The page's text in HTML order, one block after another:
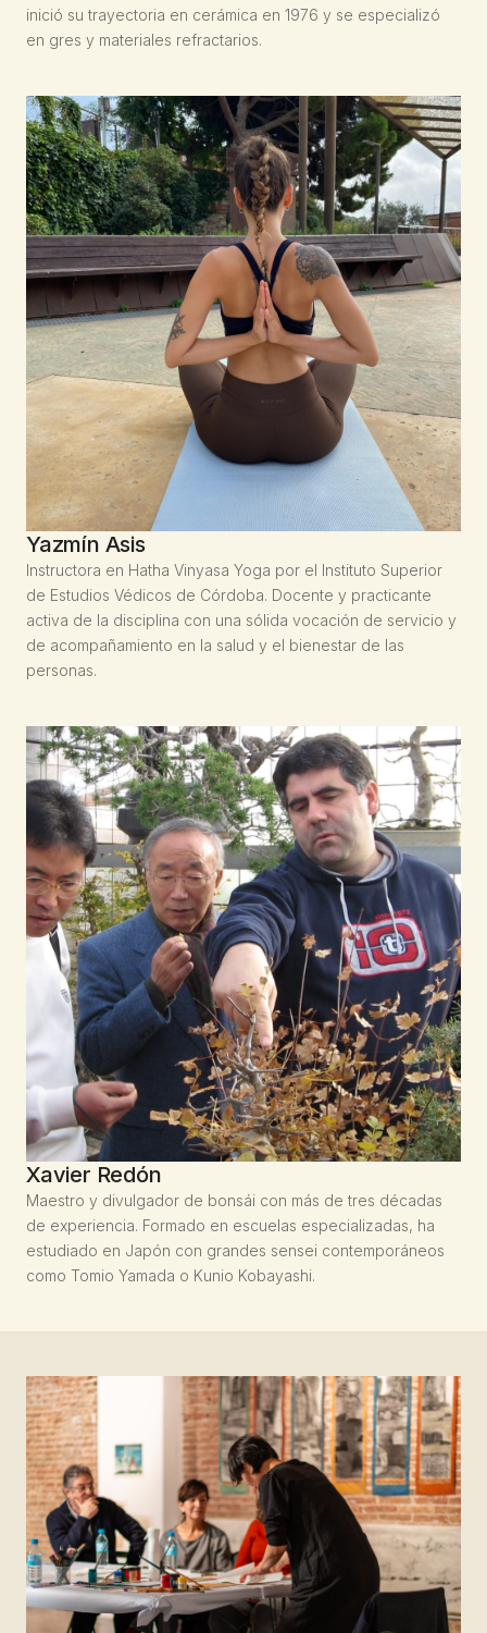
inició su trayectoria en cerámica en 1976 y se especializó
en gres y materiales refractarios.
Yazmín Asis
Instructora en Hatha Vinyasa Yoga por el Instituto Superior
de Estudios Védicos de Córdoba. Docente y practicante
activa de la disciplina con una sólida vocación de servicio y
de acompañamiento en la salud y el bienestar de las
personas.
Xavier Redón
Maestro y divulgador de bonsái con más de tres décadas
de experiencia. Formado en escuelas especializadas, ha
estudiado en Japón con grandes sensei contemporáneos
como Tomio Yamada o Kunio Kobayashi.